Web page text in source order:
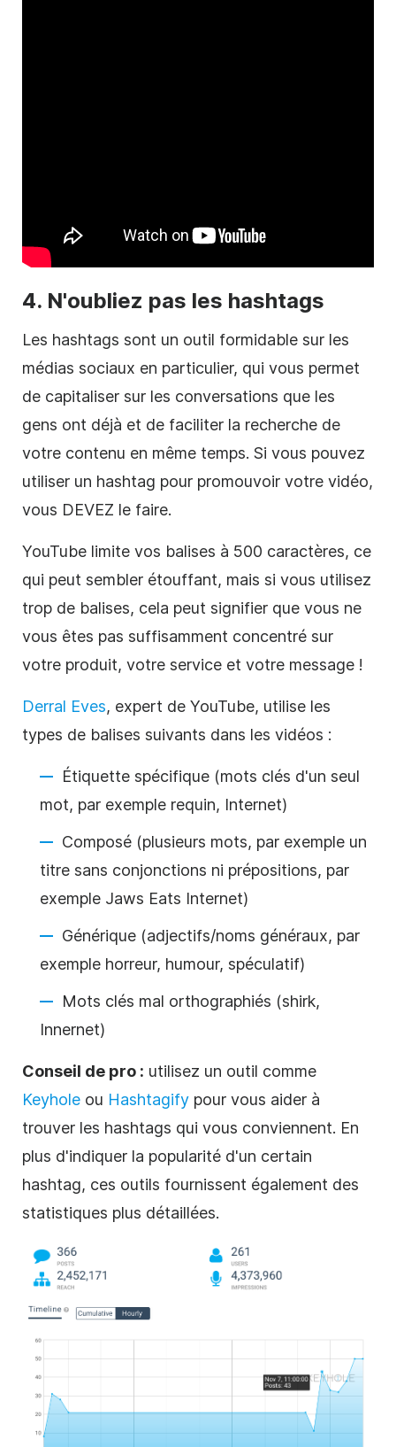
4. N'oubliez pas les hashtags
Les hashtags sont un outil formidable sur les
médias sociaux en particulier, qui vous permet
de capitaliser sur les conversations que les
gens ont déjà et de faciliter la recherche de
votre contenu en même temps. Si vous pouvez
utiliser un hashtag pour promouvoir votre vidéo,
vous DEVEZ le faire.
YouTube limite vos balises à 500 caractères, ce
qui peut sembler étouffant, mais si vous utilisez
trop de balises, cela peut signifier que vous ne
vous êtes pas suffisamment concentré sur
votre produit, votre service et votre message !
Derral Eves, expert de YouTube, utilise les
types de balises suivants dans les vidéos :
Étiquette spécifique (mots clés d'un seul
mot, par exemple requin, Internet)
Composé (plusieurs mots, par exemple un
titre sans conjonctions ni prépositions, par
exemple Jaws Eats Internet)
Générique (adjectifs/noms généraux, par
exemple horreur, humour, spéculatif)
Mots clés mal orthographiés (shirk,
Innernet)
Conseil de pro : utilisez un outil comme
Keyhole ou Hashtagify pour vous aider à
trouver les hashtags qui vous conviennent. En
plus d'indiquer la popularité d'un certain
hashtag, ces outils fournissent également des
statistiques plus détaillées.